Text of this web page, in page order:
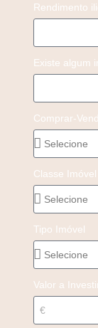
Rendimento
Existe algum
Comprar-
Classe Imóvel
Tipo Imóvel
Valor a